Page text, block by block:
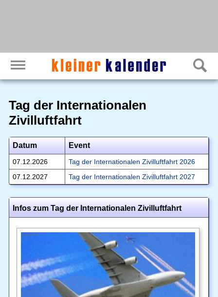
Tag der Internationalen
Zivilluftfahrt
Datum Event
07.12.2026
Tag der Internationalen Zivilluftfahrt 2026
07.12.2027
Tag der Internationalen Zivilluftfahrt 2027
Infos zum Tag der Internationalen Zivilluftfahrt